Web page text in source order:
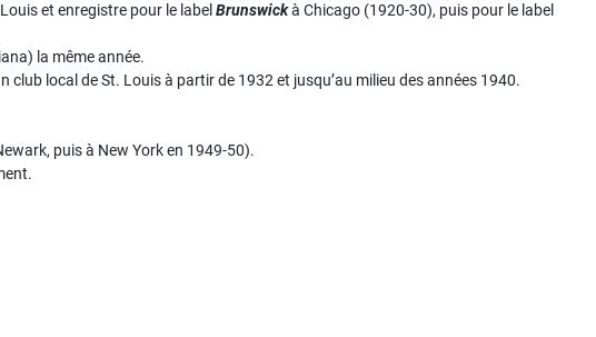
et enregistre pour le label Brunswickà Chicago (1920-30), puis pour le label
la même année.
local de St. Louis à partir de 1932 et jusqu’au milieu des années 1940.
puis à New York en 1949-50).